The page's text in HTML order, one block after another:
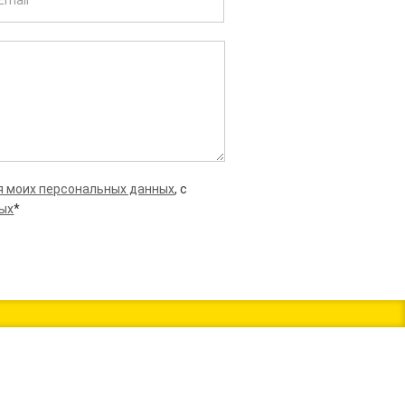
моих персональных данных, с
*